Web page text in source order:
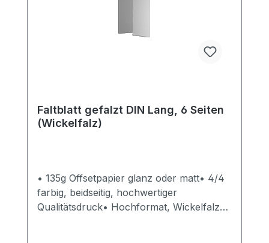
Faltblatt gefalzt DIN Lang, 6 Seiten
(Wickelfalz)
• 135g Offsetpapier glanz oder matt• 4/4
farbig, beidseitig, hochwertiger
Qualitätsdruck• Hochformat, Wickelfalz•